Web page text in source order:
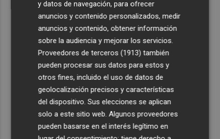
y datos de navegación, para ofrecer
anuncios y contenido personalizados, medir
anuncios y contenido, obtener información
sobre la audiencia y mejorar los servicios.
Proveedores de terceros (1913) también
pueden procesar sus datos para estos y
otros fines, incluido el uso de datos de
geolocalización precisos y características
del dispositivo. Sus elecciones se aplican
solo a este sitio web. Algunos proveedores
pueden basarse en el interés legítimo en